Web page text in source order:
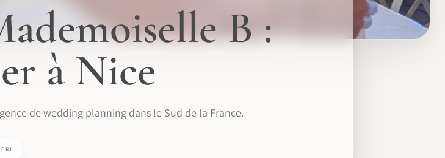
B :
à Nice
de wedding planning dans le Sud de la France.